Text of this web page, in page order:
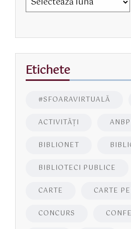
Etichete
#SFOARAVIRTUALĂ
ACTIVITĂŢI
BIBLIONET
BIBLIOTECI PUBLICE
CARTE CARTE
CONCURS